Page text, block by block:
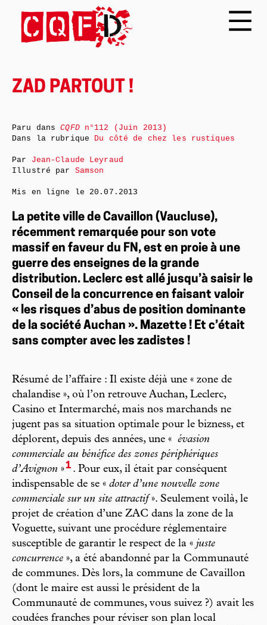
ZAD PARTOUT !
La petite ville de Cavaillon (Vaucluse),
récemment remarquée pour son vote
massif en faveur du FN, est en proie à une
guerre des enseignes de la grande
distribution. Leclerc est allé jusqu’à saisir le
Conseil de la concurrence en faisant valoir
« les risques d’abus de position dominante
de la société Auchan ». Mazette ! Et c’était
sans compter avec les zadistes !
Résumé de l’affaire : Il existe déjà une « zone de
chalandise », où l’on retrouve Auchan, Leclerc,
Casino et Intermarché, mais nos marchands ne
jugent pas sa situation optimale pour le bizness, et
déplorent, depuis des années, une « évasion
commerciale au bénéfice des zones périphériques
d’Avignon »1 . Pour eux, il était par conséquent
indispensable de se « doter d’une nouvelle zone
commerciale sur un site attractif». Seulement voilà, le
projet de création d’une ZAC dans la zone de la
Voguette, suivant une procédure réglementaire
susceptible de garantir le respect de la « juste
concurrence », a été abandonné par la Communauté
de communes. Dès lors, la commune de Cavaillon
(dont le maire est aussi le président de la
Communauté de communes, vous suivez ?) avait les
coudées franches pour réviser son plan local
Paru dansCQFDn°112 (Juin 2013)
Dans la rubrique Du côté de chez les rustiques
Par Jean-Claude Leyraud
Illustré par Samson
Mis en ligne le 20.07.2013